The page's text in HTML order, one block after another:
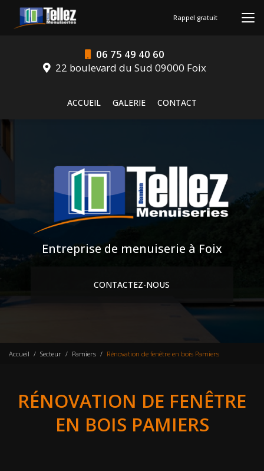
contenu
06 75 49 40 60
22 boulevard du Sud 09000 Foix
ACCUEIL
GALERIE CONTACT
Rappel gratuit
Entreprise de menuiserie à Foix
CONTACTEZ-NOUS
Accueil Secteur Pamiers Rénovation de fenêtre en bois Pamiers
RÉNOVATION DE FENÊTRE
EN BOIS PAMIERS